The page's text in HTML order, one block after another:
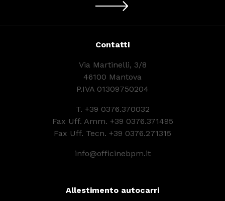
Contatti
Via Martinelli, 3/8
46100 Mantova
P.IVA 01309750204
T. +39 0376.370032
Fax Uff. Amm. +39 0376.371495
Fax Uff. Tecn. +39 0376.271315
info@officinebpm.it
Allestimento autocarri